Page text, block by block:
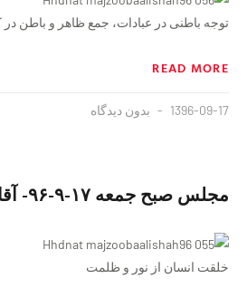
توجه باطنی در عبادات، جمع ظاهر و باطن در
READ MORE
1396-09-17 بدون دیدگاه
مجلس صبح جمعه ١٧-٩-٩۶- آقایان
خلقت انسان از نور و ظلمت